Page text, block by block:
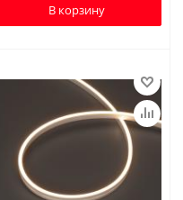
В корзину